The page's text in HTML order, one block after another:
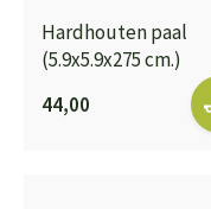
Hardhouten paal
(5.9x5.9x275 cm.)
44,00